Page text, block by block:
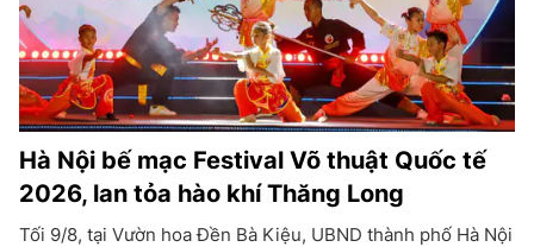
Hà Nội bế mạc Festival Võ thuật Quốc tế
2026, lan tỏa hào khí Thăng Long
Tối 9/8, tại Vườn hoa Đền Bà Kiệu, UBND thành phố Hà Nội